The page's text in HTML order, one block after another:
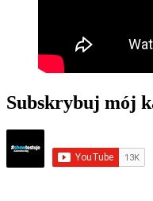
Subskrybuj mój